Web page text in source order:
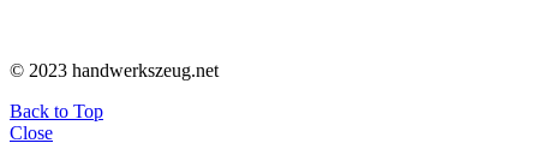
© 2023 handwerkszeug.net
Back to Top
Close